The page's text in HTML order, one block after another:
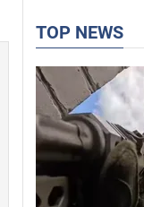
TOP NEWS